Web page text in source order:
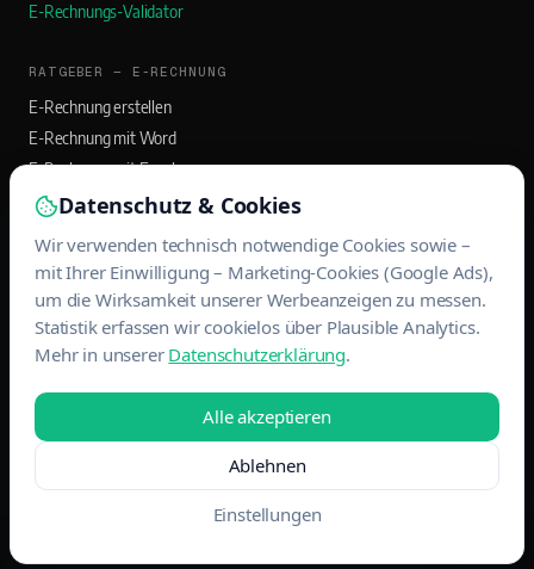
E-Rechnungs-Validator
RATGEBER — E-RECHNUNG
E-Rechnung erstellen
E-Rechnung mit Word
E-Rechnung mit Excel
E-Rechnung mit Outlook
Rechnungs-App für Selbstständige
Rechnungen mit App schreiben
EÜR und USt-Voranmeldung
Belege scannen & DATEV-Export
Datenschutz & Cookies
Wir verwenden technisch notwendige Cookies sowie –
mit Ihrer Einwilligung – Marketing-Cookies (Google Ads),
um die Wirksamkeit unserer Werbeanzeigen zu messen.
Statistik erfassen wir cookielos über Plausible Analytics.
Mehr in unserer Datenschutzerklärung.
Alle akzeptieren
Ablehnen
Einstellungen